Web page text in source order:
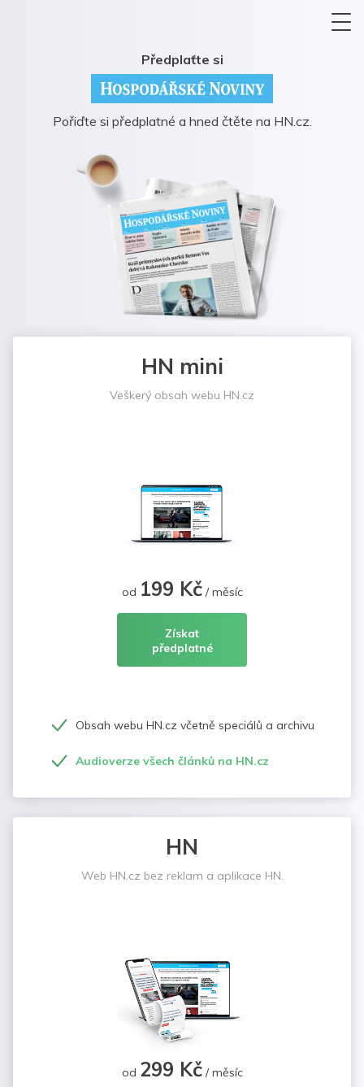
Předplaťte si
Pořiďte si předplatné a hned čtěte na HN.cz.
HN mini
Veškerý obsah webu HN.cz
od 199 Kč/ měsíc
Získat
předplatné
Obsah webu HN.cz včetně speciálů a archivu
Audioverze všech článků na HN.cz
HN
Web HN.cz bez reklam a aplikace HN.
od 299 Kč/ měsíc